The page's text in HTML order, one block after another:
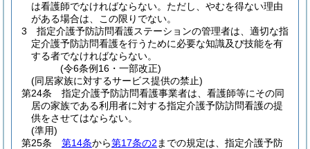
は看護師でなければならない。 ただし、やむを得ない理由
がある場合は、この限りでない。
3
指定介護予防訪問看護ステーションの管理者は、適切な指
定介護予防訪問看護を行うために必要な知識及び技能を有
する者でなければならない。
(令6条例16・一部改正)
(同居家族に対するサービス提供の禁止)
第24条
指定介護予防訪問看護事業者は、看護師等にその同
居の家族である利用者に対する指定介護予防訪問看護の提
供をさせてはならない。
(準用)
第25条
第14条から第17条の2 までの規定は、指定介護予防